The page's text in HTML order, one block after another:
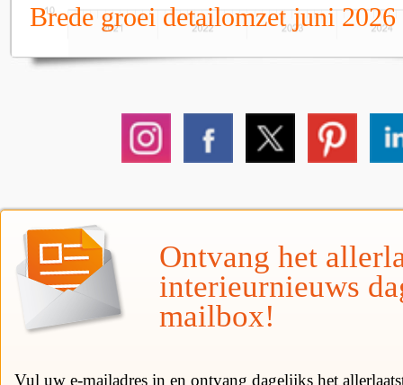
Brede groei detailomzet juni 2026
Ontvang het
interieurnieuws
mailbox!
Vul uw e-mailadres in en ontvang dagelijks het